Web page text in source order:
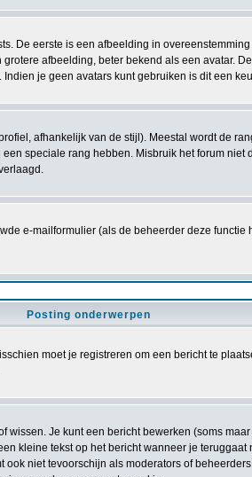
De eerste is een afbeelding in
afbeelding, beter bekend als een avatar.
je geen avatars kunt gebruiken is dit een
afhankelijk van de stijl). Meestal wordt de
speciale rang hebben. Misbruik het forum
e-mailformulier (als de beheerder deze
Posting onderwerpen
moet je registreren om een bericht te
Je kunt een bericht bewerken (soms
kleine tekst op het bericht wanneer je
niet tevoorschijn als moderators of